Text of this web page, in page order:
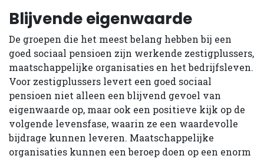
Blijvende eigenwaarde
De groepen die het meest belang hebben bij een
goed sociaal pensioen zijn werkende zestigplussers,
maatschappelijke organisaties en het bedrijfsleven.
Voor zestigplussers levert een goed sociaal
pensioen niet alleen een blijvend gevoel van
eigenwaarde op, maar ook een positieve kijk op de
volgende levensfase, waarin ze een waardevolle
bijdrage kunnen leveren. Maatschappelijke
organisaties kunnen een beroep doen op een enorm